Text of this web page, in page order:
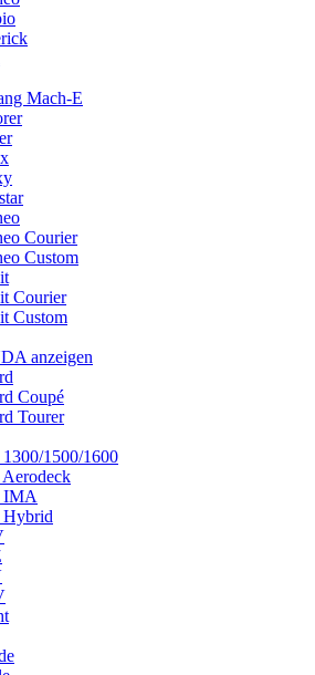
Mach-E
Courier
Custom
Courier
Custom
anzeigen
Coupé
Tourer
1500/1600
IMA